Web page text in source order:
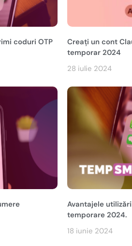
coduri OTP
Creați un cont
temporar 2024
28 iulie 2024
Avantajele
temporare 2024.
18 iunie 2024